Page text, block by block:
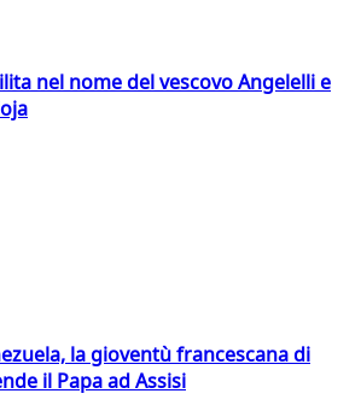
nel nome del vescovo Angelelli e
la gioventù francescana di
il Papa ad Assisi